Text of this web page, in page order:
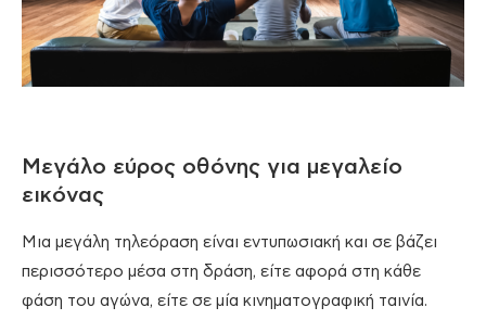
Μεγάλο εύρος οθόνης για μεγαλείο
εικόνας
Μια μεγάλη τηλεόραση είναι εντυπωσιακή και σε βάζει
περισσότερο μέσα στη δράση, είτε αφορά στη κάθε
φάση του αγώνα, είτε σε μία κινηματογραφική ταινία.